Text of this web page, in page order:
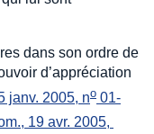
dans son ordre de
d’appréciation
janv. 2005, no 01-
19 avr. 2005,